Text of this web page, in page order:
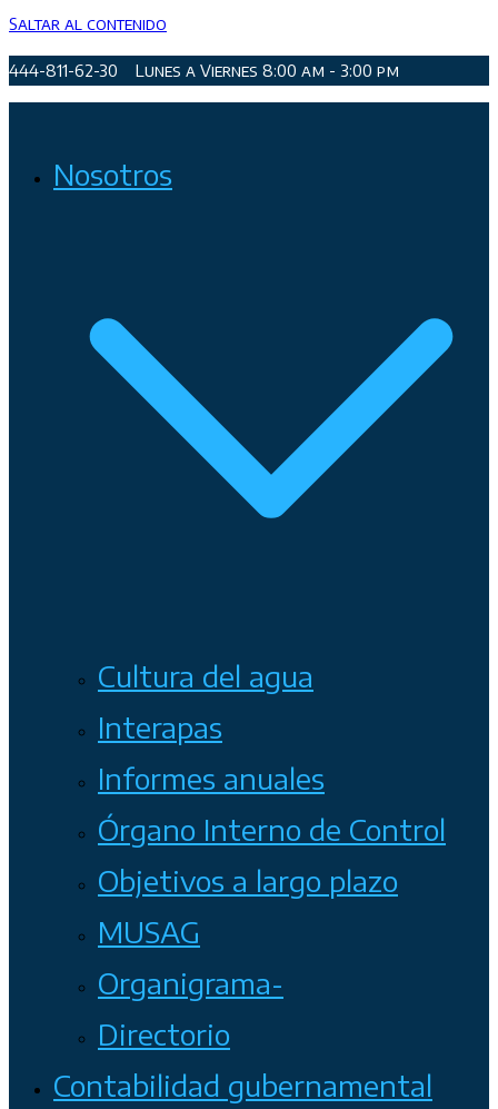
Saltar al contenido
444-811-62-30 Lunes a Viernes 8:00 am - 3:00 pm
Organismo Operador de Agua Potable, Alcantarillado y
Saneamiento de San Luis Potosí, Soledad de Graciano Sánchez
Nosotros
Cultura del agua
Interapas
Informes anuales
Órgano Interno de Control
Objetivos a largo plazo
MUSAG
Organigrama-
Directorio
Contabilidad gubernamental